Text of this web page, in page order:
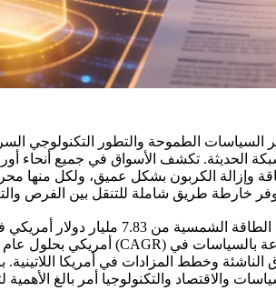
في عام 2026، وتتميز بالتقارب القوي بين أطر السياسات
وإزالة الكربون بشكل عميق، ولكل منها
بالسياسات في
الناشئة وخطط المزادات في أمريكا